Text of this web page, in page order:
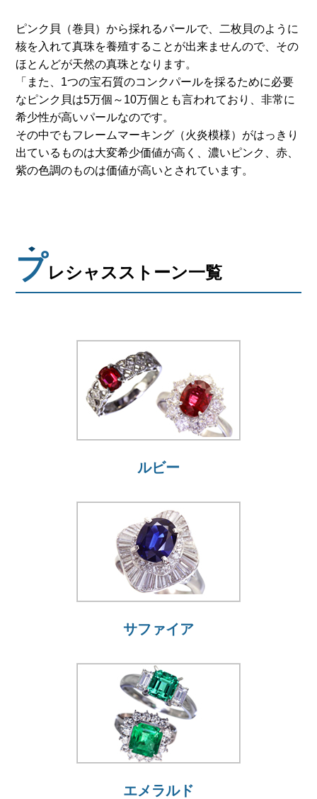
ピンク貝（巻貝）から採れるパールで、二枚貝のように
核を入れて真珠を養殖することが出来ませんので、その
ほとんどが天然の真珠となります。
「また、1つの宝石質のコンクパールを採るために必要
なピンク貝は5万個～10万個とも言われており、非常に
希少性が高いパールなのです。
その中でもフレームマーキング（火炎模様）がはっきり
出ているものは大変希少価値が高く、濃いピンク、赤、
紫の色調のものは価値が高いとされています。
プレシャスストーン一覧
ルビー
サファイア
エメラルド